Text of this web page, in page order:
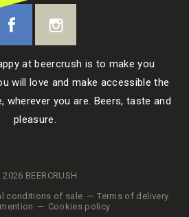
at beercrush is to make you
will love and make accessible the
wherever you are. Beers, taste and
pleasure.
BEERCRUSH
conditions of sale
Terms of delivery
Cookies policy